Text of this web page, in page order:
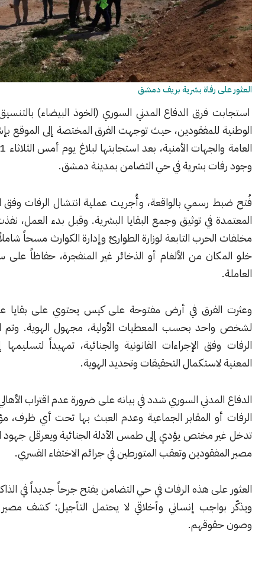
رفاة بشرية بريف دمشق
فرق الدفاع المدني السوري (الخوذ البيضاء) بالتنسيق مع الهيئة
للمفقودين، حيث توجهت الفرق المختصة إلى الموقع بإشراف النيابة
العامة والجهات الأمنية، بعد استجابتها لبلاغ يوم أمس الثلاثاء 31 آذار حول
بشرية في حي التضامن بمدينة دمشق.
بالواقعة، وأُجريت عملية انتشال الرفات وفق البروتوكولات
في توثيق وجمع البقايا البشرية. وقبل بدء العمل، نفذت فرق إزالة
التابعة لوزارة الطوارئ وإدارة الكوارث مسحاً شاملاً للتأكد من
من الألغام أو الذخائر غير المنفجرة، حفاظاً على سلامة الفرق
في أرض مفتوحة على كيس يحتوي على بقايا عظمية تعود
بحسب المعطيات الأولية، مجهول الهوية. وتم التعامل مع
الإجراءات القانونية والجنائية، تمهيداً لتسليمها إلى الجهات
التحقيقات وتحديد الهوية.
السوري شدد في بيانه على ضرورة عدم اقتراب الأهالي من مواقع
المقابر الجماعية وعدم العبث بها تحت أي ظرف، مؤكداً أن أي
مختص يؤدي إلى طمس الأدلة الجنائية ويعرقل جهود الكشف عن
وتعقب المتورطين في جرائم الاختفاء القسري.
هذه الرفات في حي التضامن يفتح جرحاً جديداً في الذاكرة السورية،
إنساني وأخلاقي لا يحتمل التأجيل: كشف مصير المفقودين